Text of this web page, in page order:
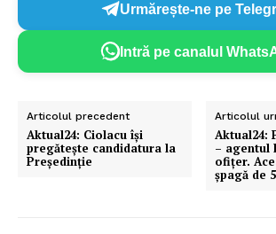
Urmărește-ne pe
Intră pe canalul
Articolul precedent
Aktual24: Ciolacu își
pregătește candidatura la
Președinție
Articolul
Aktual24:
– agentul
ofițer.
șpagă de